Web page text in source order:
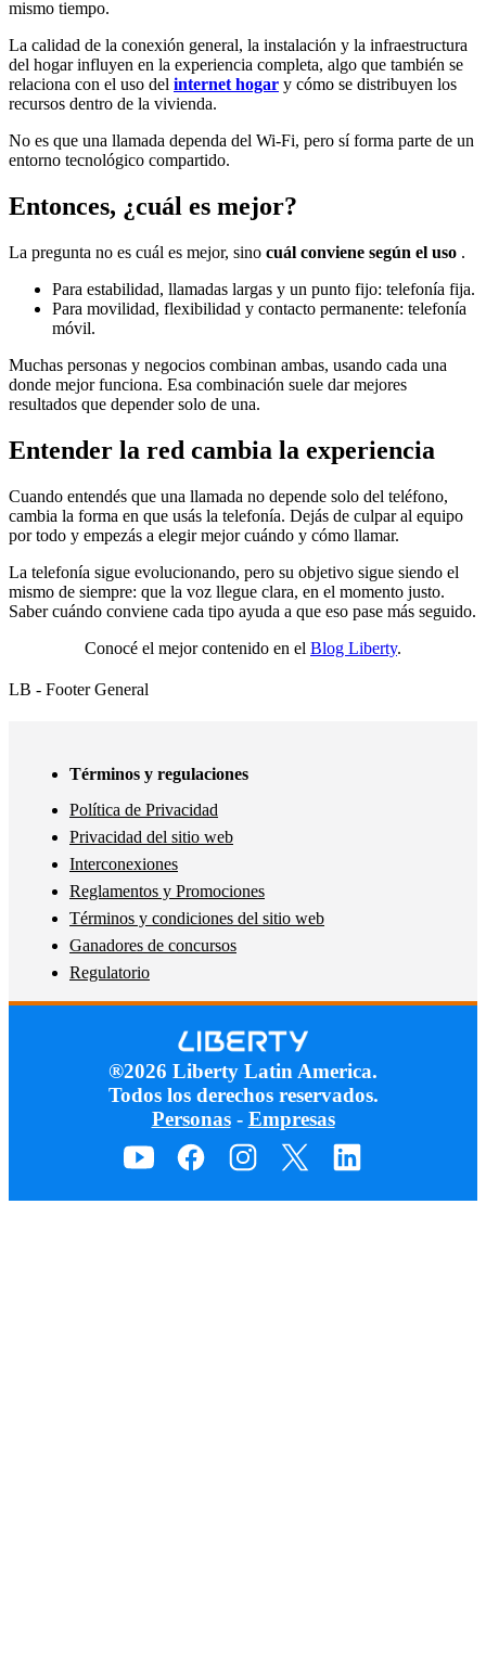
mismo tiempo.
La calidad de la conexión general, la instalación y la infraestructura
del hogar influyen en la experiencia completa, algo que también se
relaciona con el uso del internet hogar y cómo se distribuyen los
recursos dentro de la vivienda.
No es que una llamada dependa del Wi-Fi, pero sí forma parte de un
entorno tecnológico compartido.
Entonces, ¿cuál es mejor?
La pregunta no es cuál es mejor, sino cuál conviene según el uso .
Para estabilidad, llamadas largas y un punto fijo: telefonía fija.
Para movilidad, flexibilidad y contacto permanente: telefonía
móvil.
Muchas personas y negocios combinan ambas, usando cada una
donde mejor funciona. Esa combinación suele dar mejores
resultados que depender solo de una.
Entender la red cambia la experiencia
Cuando entendés que una llamada no depende solo del teléfono,
cambia la forma en que usás la telefonía. Dejás de culpar al equipo
por todo y empezás a elegir mejor cuándo y cómo llamar.
La telefonía sigue evolucionando, pero su objetivo sigue siendo el
mismo de siempre: que la voz llegue clara, en el momento justo.
Saber cuándo conviene cada tipo ayuda a que eso pase más seguido.
Conocé el mejor contenido en el Blog Liberty.
LB - Footer General
Términos y regulaciones
Política de Privacidad
Privacidad del sitio web
Interconexiones
Reglamentos y Promociones
Términos y condiciones del sitio web
Ganadores de concursos
Regulatorio
®2026 Liberty Latin America.
Todos los derechos reservados.
Personas- Empresas